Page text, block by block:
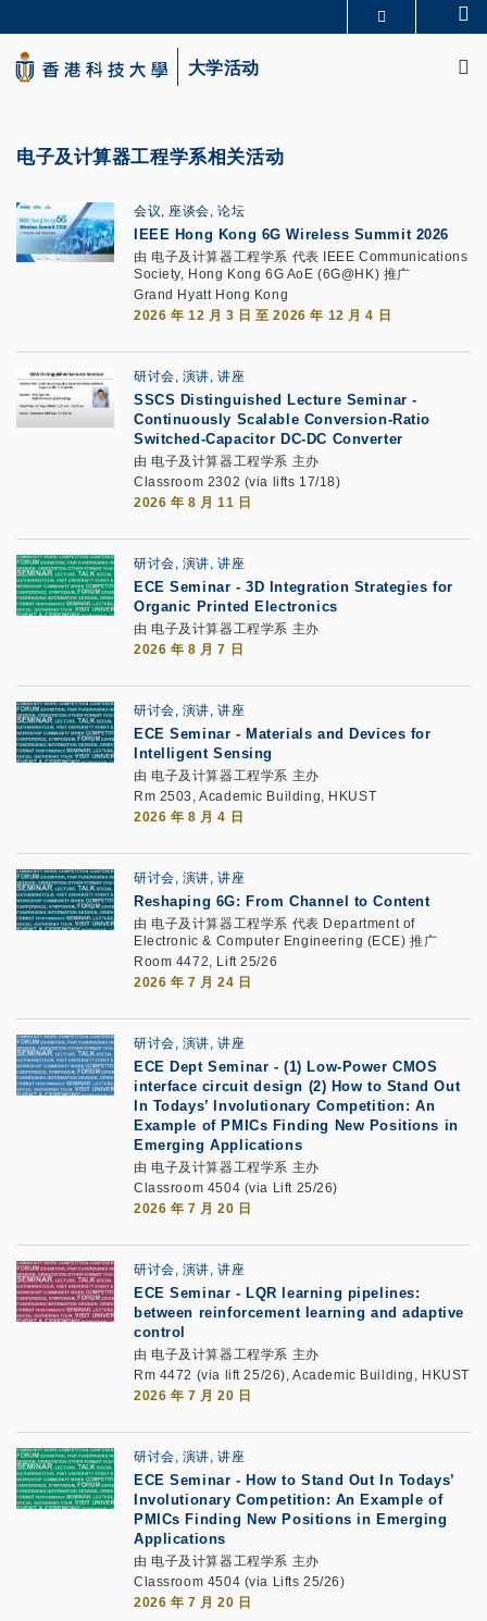
to
main
content
生活@科大
大学活动
电子及计算器工程学系相关活动
会议, 座谈会, 论坛
IEEE Hong Kong 6G Wireless Summit 2026
由 电子及计算器工程学系 代表 IEEE Communications
Society, Hong Kong 6G AoE (6G@HK) 推广
Grand Hyatt Hong Kong
2026 年 12 月 3 日 至 2026 年 12 月 4 日
研讨会, 演讲, 讲座
SSCS Distinguished Lecture Seminar -
Continuously Scalable Conversion-Ratio
Switched-Capacitor DC-DC Converter
由 电子及计算器工程学系 主办
Classroom 2302 (via lifts 17/18)
2026 年 8 月 11 日
研讨会, 演讲, 讲座
ECE Seminar -3D Integration Strategies for
Organic Printed Electronics
由 电子及计算器工程学系 主办
2026 年 8 月 7 日
研讨会, 演讲, 讲座
ECE Seminar - Materials and Devices for
Intelligent Sensing
由 电子及计算器工程学系 主办
Rm 2503, Academic Building, HKUST
2026 年 8 月 4 日
研讨会, 演讲, 讲座
Reshaping 6G: From Channel to Content
由 电子及计算器工程学系 代表 Department of
Electronic & Computer Engineering (ECE) 推广
Room 4472, Lift 25/26
2026 年 7 月 24 日
研讨会, 演讲, 讲座
ECE Dept Seminar -(1) Low-Power CMOS
interface circuit design (2) How to Stand Out
In Todays’ Involutionary Competition: An
Example of PMICs Finding New Positions in
Emerging Applications
由 电子及计算器工程学系 主办
Classroom 4504 (via Lift 25/26)
2026 年 7 月 20 日
研讨会, 演讲, 讲座
ECE Seminar - LQR learning pipelines:
between reinforcement learning and adaptive
control
由 电子及计算器工程学系 主办
Rm 4472 (via lift 25/26), Academic Building, HKUST
2026 年 7 月 20 日
研讨会, 演讲, 讲座
ECE Seminar - How to Stand Out In Todays’
Involutionary Competition: An Example of
PMICs Finding New Positions in Emerging
Applications
由 电子及计算器工程学系 主办
Classroom 4504 (via Lifts 25/26)
2026 年 7 月 20 日